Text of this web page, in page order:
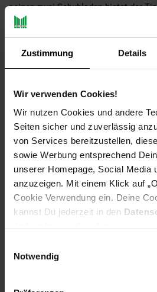
Zustimmung Details
Wir verwenden Cookies!
Wir nutzen Cookies und andere
Seiten sicher und zuverlässig
von Services bereitzustellen,
sowie Werbung entsprechend
unserer Homepage, Social Media
anzuzeigen. Mit einem Klick auf
Cookie Verwendung ein. Deine
kannst Du jederzeit in den
Notwendig
seinen zwei Schubladen bietet der
Stauraum für Ihre Schminkutensilien,
persönlichen Gegenstände. Der
ausgestattet ist. Sie haben die
Ihren Wünschen und Anforderungen
Schminktisch mit einem Hocker
Sitzkissen verfügt. Der Hocker bietet
unterstützt eine ergonomische
Beauty-Routine.
Der Schminktisch „KASIA“ vereint
Komfort. Mit seinem einladenden
Blickfang in Ihrem Zimmer sein.